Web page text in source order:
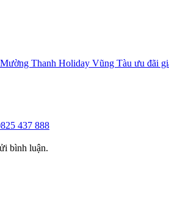
Thanh Holiday Vũng Tàu ưu đãi
437 888
bình luận.